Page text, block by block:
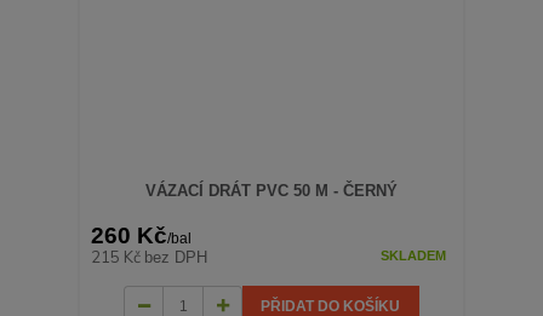
VÁZACÍ DRÁT PVC 50 M - ČERNÝ
260 Kč/bal
215 Kč bez DPH SKLADEM
PŘIDAT DO KOŠÍKU